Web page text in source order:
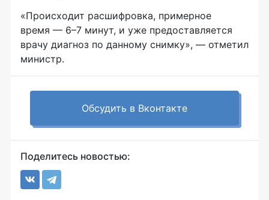
«Происходит расшифровка, примерное
время — 6–7 минут, и уже предоставляется
врачу диагноз по данному снимку», — отметил
министр.
Обсудить в Вконтакте
Поделитесь новостью: